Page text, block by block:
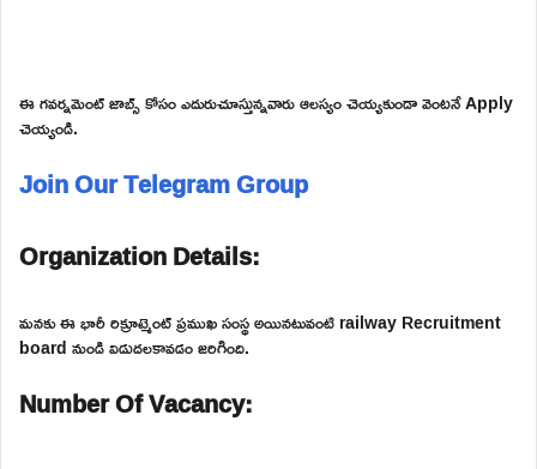
ఈ గవర్నమెంట్ జాబ్స్ కోసం ఎదురుచూస్తున్నవారు ఆలస్యం చెయ్యకుండా వెంటనే Apply
చెయ్యండి.
Join Our Telegram Group
Organization Details:
మనకు ఈ భారీ రిక్రూట్మెంట్ ప్రముఖ సంస్థ అయినటువంటి railway Recruitment
board నుండి విడుదలకావడం జరిగింది.
Number Of Vacancy: